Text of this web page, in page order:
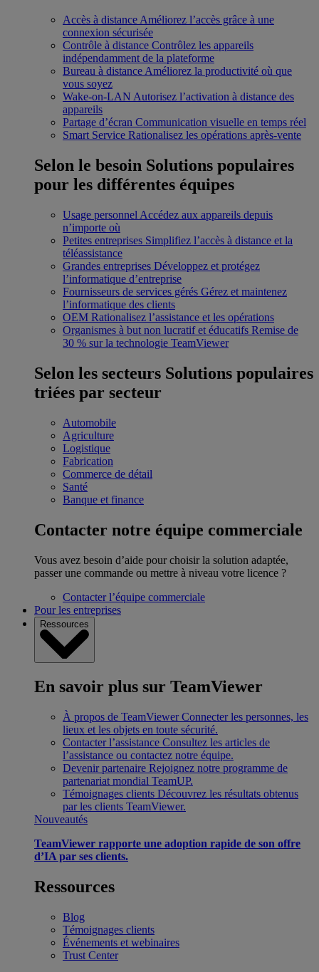
Accès à distance Améliorez l’accès grâce à une
connexion sécurisée
Contrôle à distance Contrôlez les appareils
indépendamment de la plateforme
Bureau à distance Améliorez la productivité où que
vous soyez
Wake-on-LAN Autorisez l’activation à distance des
appareils
Partage d’écran Communication visuelle en temps réel
Smart Service Rationalisez les opérations après-vente
Selon le besoin Solutions populaires
pour les différentes équipes
Usage personnel Accédez aux appareils depuis
n’importe où
Petites entreprises Simplifiez l’accès à distance et la
téléassistance
Grandes entreprises Développez et protégez
l’informatique d’entreprise
Fournisseurs de services gérés Gérez et maintenez
l’informatique des clients
OEM Rationalisez l’assistance et les opérations
Organismes à but non lucratif et éducatifs Remise de
30 % sur la technologie TeamViewer
Selon les secteurs Solutions populaires
triées par secteur
Automobile
Agriculture
Logistique
Fabrication
Commerce de détail
Santé
Banque et finance
Contacter notre équipe commerciale
Vous avez besoin d’aide pour choisir la solution adaptée,
passer une commande ou mettre à niveau votre licence ?
Contacter l’équipe commerciale
Pour les entreprises
Ressources
En savoir plus sur TeamViewer
À propos de TeamViewer Connecter les personnes, les
lieux et les objets en toute sécurité.
Contacter l’assistance Consultez les articles de
l’assistance ou contactez notre équipe.
Devenir partenaire Rejoignez notre programme de
partenariat mondial TeamUP.
Témoignages clients Découvrez les résultats obtenus
par les clients TeamViewer.
Nouveautés
TeamViewer rapporte une adoption rapide de son offre
d’IA par ses clients.
Ressources
Blog
Témoignages clients
Événements et webinaires
Trust Center